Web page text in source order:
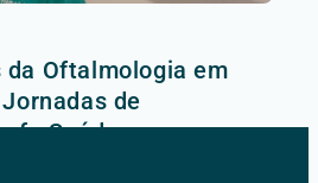
da Oftalmologia em
de
Saúde